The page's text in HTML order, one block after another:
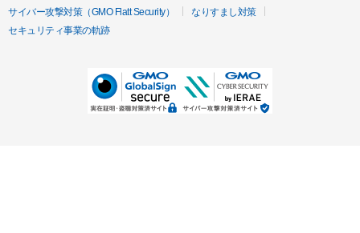
サイバー攻撃対策（GMO Flatt Security）
なりすまし対策
セキュリティ事業の軌跡